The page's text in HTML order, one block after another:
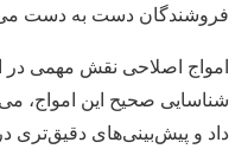
فروشندگان دست به دست
امواج اصلاحی نقش مهمی در
شناسایی صحیح این امواج،
داد و پیش‌بینی‌های دقیق‌تری در